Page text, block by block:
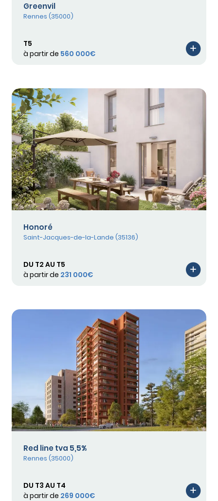
Greenvil
Rennes (35000)
T5
à partir de 560 000€
Honoré
Saint-Jacques-de-la-Lande (35136)
DU T2 AU T5
à partir de 231 000€
Red line tva 5,5%
Rennes (35000)
DU T3 AU T4
à partir de 269 000€